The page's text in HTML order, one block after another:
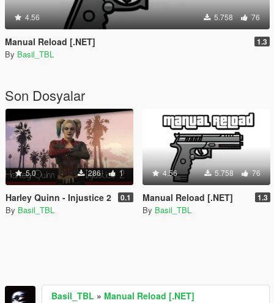
4.56 5.758 76
Manual Reload [.NET] 1.3
By Basil_TBL
Son Dosyalar
5.0 286 1
Harley Quinn - Injustice 2 0.1
By Basil_TBL
4.56 5.758 76
Manual Reload [.NET] 1.3
By Basil_TBL
Basil_TBL » Manual Reload [.NET]